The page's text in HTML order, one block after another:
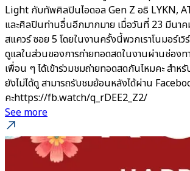
Light กับทัพศิลปินไอดอล Gen Z อธิ LYKN,
และศิลปินท่านอื่นอีกมากมาย เมื่อวันที่ 23 มีนา
สแควร์ ซอย 5 โดยในงานครั้งนี้พวกเราโนมอร์เวิ
ดูแลในส่วนของการถ่ายทอดสดในงานผ่านช่องท
เพื่อน ๆ ได้เข้าร่วมชมถ่ายทอดสดกันไหมคะ สำ
ยังไม่ได้ดู สามารถรับชมย้อนหลังได้ผ่าน
คะhttps://fb.watch/q_rDEE2_Z2/
See more